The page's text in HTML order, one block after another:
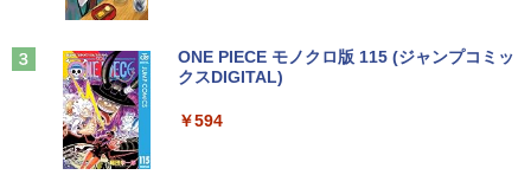
【1500円OFFクーポン】【訳アリ】【W
古パソコン 13.3インチ SSD256GB メモ
【★最大100%ポイント】HP ProDesk 6
HS-B3 スリムベゼル AH-IPSパネル 解像
￥770
Anker Soundcore Liberty 5 ミッドナイトブ
ラック
￥14,990
On My Road (Stadium ver.)
by Amazon 天然水ラベルレス 2L×9本
￥1,117
ONE PIECE モノクロ版 115 (ジャンプコミッ
クスDIGITAL)
￥594